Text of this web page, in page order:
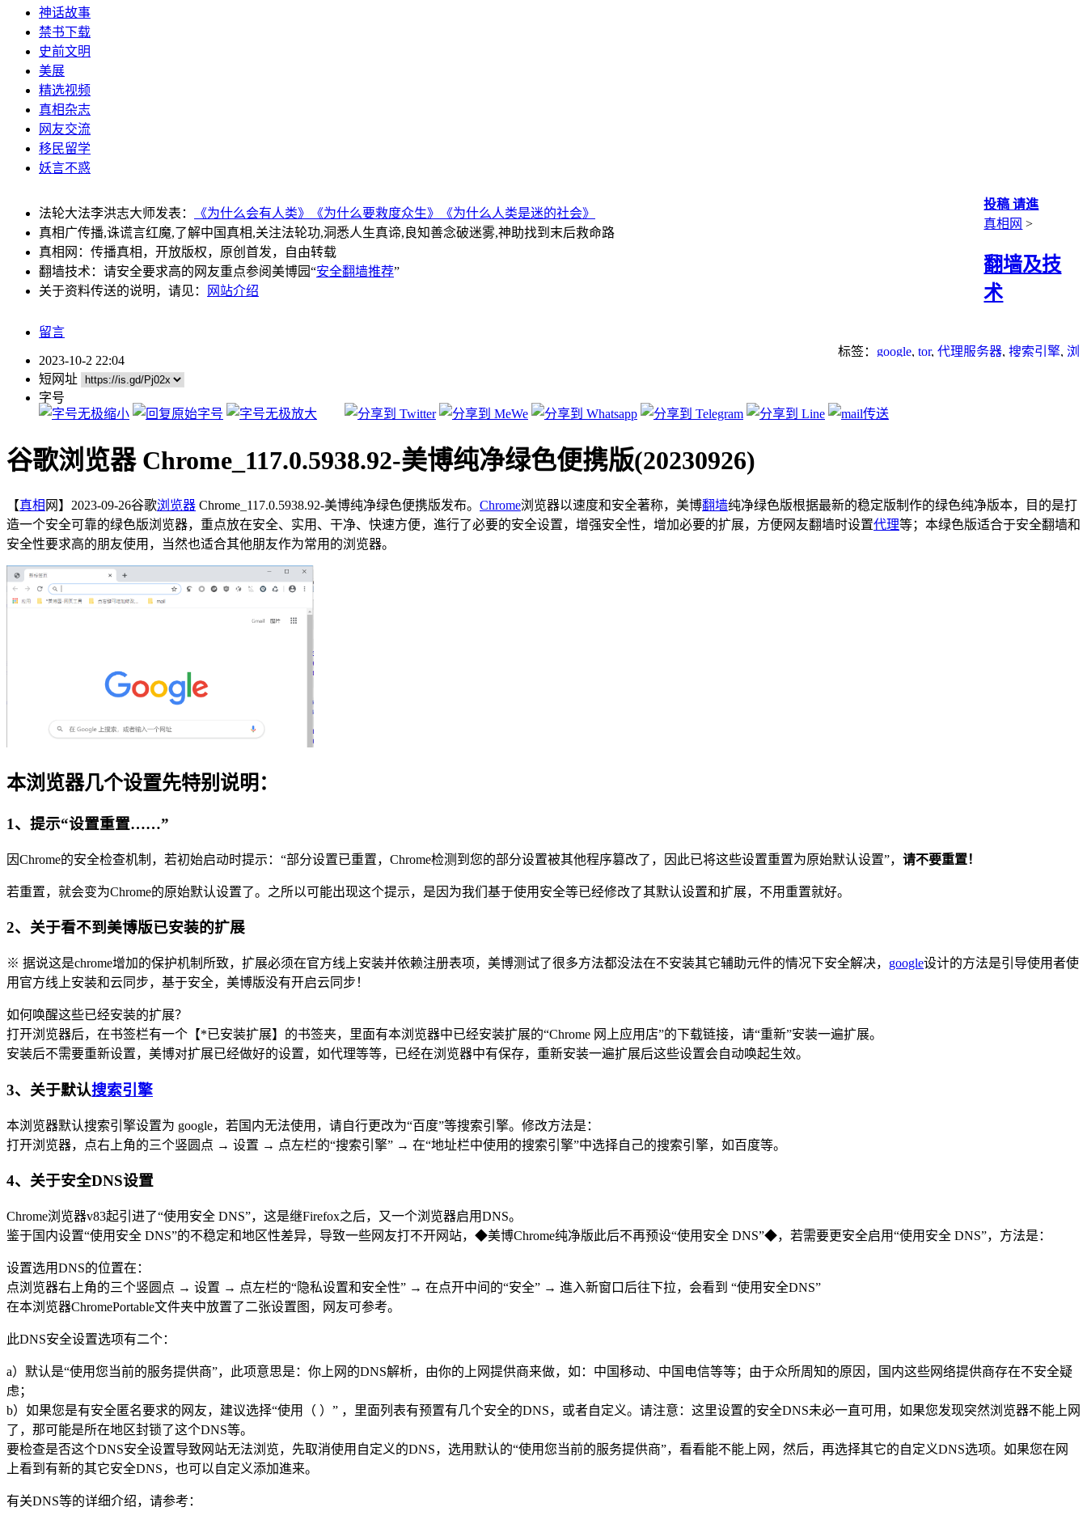
神话故事
禁书下载
史前文明
美展
精选视频
真相杂志
网友交流
移民留学
妖言不惑
法轮大法李洪志大师发表： 《为什么会有人类》 《为什么要救度众生》
《为什么人类是迷的社会》
真相广传播,诛谎言红魔,了解中国真相,关注法轮功,洞悉人生真谛,良知善念破迷雾,神助找到末后救命路
真相网：传播真相，开放版权，原创首发，自由转载
翻墙技术：请安全要求高的网友重点参阅美博园“安全翻墙推荐”
关于资料传送的说明，请见：
网站介绍
投稿 请進
真相网 >
翻墙及技
术
留言
标签： google, tor, 代理服务器, 搜索引擎, 浏
2023-10-2 22:04
短网址
字号
谷歌浏览器 Chrome_117.0.5938.92-美博纯净绿色便携版(20230926)
【真相 网】2023-09-26谷歌浏览器 Chrome_117.0.5938.92-美博纯净绿色便携版发布。 Chrome浏览器以速度和安全著称，美博翻墙纯净绿色版根据最新的稳定版制作的绿色纯净版本，目的是打
造一个安全可靠的绿色版浏览器，重点放在安全、实用、干净、快速方便，進行了必要的安全设置，增强安全性，增加必要的扩展，方便网友翻墙时设置代理等；本绿色版适合于安全翻墙和
安全性要求高的朋友使用，当然也适合其他朋友作为常用的浏览器。
本浏览器几个设置先特别说明：
1、提示“设置重置……”
因Chrome的安全检查机制，若初始启动时提示：“部分设置已重置，Chrome检测到您的部分设置被其他程序篡改了，因此已将这些设置重置为原始默认设置”， 请不要重置！
若重置，就会变为Chrome的原始默认设置了。之所以可能出现这个提示，是因为我们基于使用安全等已经修改了其默认设置和扩展，不用重置就好。
2、关于看不到美博版已安装的扩展
※ 据说这是chrome增加的保护机制所致，扩展必须在官方线上安装并依赖注册表项，美博测试了很多方法都没法在不安装其它辅助元件的情况下安全解决， google设计的方法是引导使用者使
用官方线上安装和云同步，基于安全，美博版没有开启云同步！
如何唤醒这些已经安装的扩展？
打开浏览器后，在书签栏有一个【*已安装扩展】的书签夹，里面有本浏览器中已经安装扩展的“Chrome 网上应用店”的下载链接，请“重新”安装一遍扩展。
安装后不需要重新设置，美博对扩展已经做好的设置，如代理等等，已经在浏览器中有保存，重新安装一遍扩展后这些设置会自动唤起生效。
3、关于默认搜索引擎
本浏览器默认搜索引擎设置为 google，若国内无法使用，请自行更改为“百度”等搜索引擎。修改方法是：
打开浏览器，点右上角的三个竖圆点 → 设置 → 点左栏的“搜索引擎” → 在“地址栏中使用的搜索引擎”中选择自己的搜索引擎，如百度等。
4、关于安全DNS设置
Chrome浏览器v83起引进了“使用安全 DNS”，这是继Firefox之后，又一个浏览器启用DNS。
鉴于国内设置“使用安全 DNS”的不稳定和地区性差异，导致一些网友打不开网站，◆美博Chrome纯净版此后不再预设“使用安全 DNS”◆，若需要更安全启用“使用安全 DNS”，方法是：
设置选用DNS的位置在：
点浏览器右上角的三个竖圆点 → 设置 → 点左栏的“隐私设置和安全性” → 在点开中间的“安全” → 進入新窗口后往下拉，会看到 “使用安全DNS”
在本浏览器ChromePortable文件夹中放置了二张设置图，网友可参考。
此DNS安全设置选项有二个：
a）默认是“使用您当前的服务提供商”，此项意思是：你上网的DNS解析，由你的上网提供商来做，如：中国移动、中国电信等等；由于众所周知的原因，国内这些网络提供商存在不安全疑
虑；
b）如果您是有安全匿名要求的网友，建议选择“使用（ ）” ，里面列表有预置有几个安全的DNS，或者自定义。请注意：这里设置的安全DNS未必一直可用，如果您发现突然浏览器不能上网
了，那可能是所在地区封锁了这个DNS等。
要检查是否这个DNS安全设置导致网站无法浏览，先取消使用自定义的DNS，选用默认的“使用您当前的服务提供商”，看看能不能上网，然后，再选择其它的自定义DNS选项。如果您在网
上看到有新的其它安全DNS，也可以自定义添加進来。
有关DNS等的详细介绍，请参考：